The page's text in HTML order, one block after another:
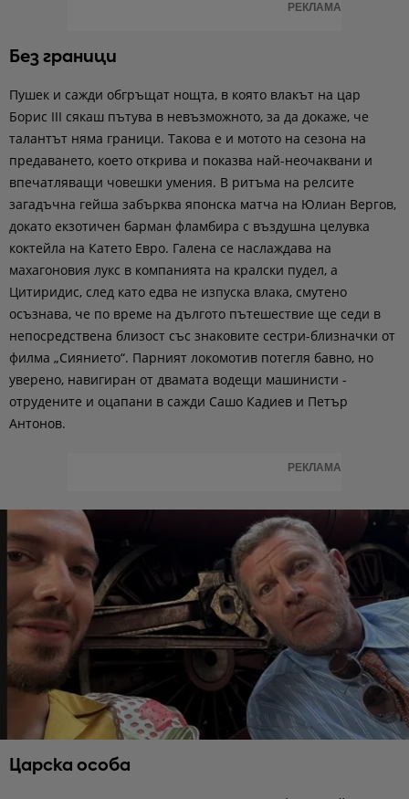
РЕКЛАМА
Без граници
Пушек и сажди обгръщат нощта, в която влакът на цар
Борис III сякаш пътува в невъзможното, за да докаже, че
талантът няма граници. Такова е и мотото на сезона на
предаването, което открива и показва най-неочаквани и
впечатляващи човешки умения. В ритъма на релсите
загадъчна гейша забърква японска матча на Юлиан Вергов,
докато екзотичен барман фламбира с въздушна целувка
коктейла на Катето Евро. Галена се наслаждава на
махагоновия лукс в компанията на кралски пудел, а
Цитиридис, след като едва не изпуска влака, смутено
осъзнава, че по време на дългото пътешествие ще седи в
непосредствена близост със знаковите сестри-близначки от
филма „Сиянието“. Парният локомотив потегля бавно, но
уверено, навигиран от двамата водещи машинисти -
отрудените и оцапани в сажди Сашо Кадиев и Петър
Антонов.
РЕКЛАМА
Царска особа